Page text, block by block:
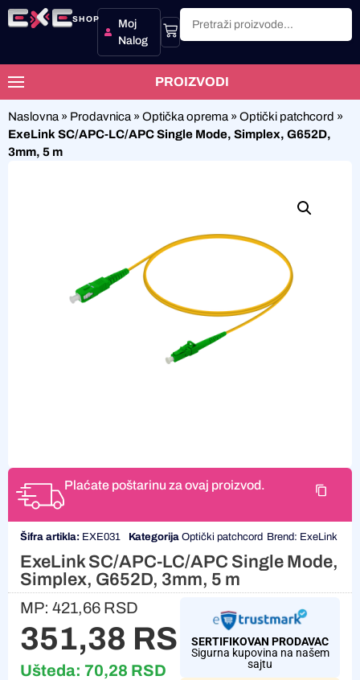
SHOP
Moj
Nalog
PROIZVODI
Naslovna » Prodavnica » Optička oprema » Optički patchcord »
ExeLink SC/APC-LC/APC Single Mode, Simplex, G652D,
3mm, 5 m
Plaćate poštarinu za ovaj proizvod.
Šifra artikla: EXE031 Kategorija Optički patchcord Brend: ExeLink
ExeLink SC/APC-LC/APC Single Mode,
Simplex, G652D, 3mm, 5 m
MP: 421,66 RSD
351,38 RSD
Ušteda: 70,28 RSD
SERTIFIKOVAN PRODAVAC
Sigurna kupovina na našem
sajtu